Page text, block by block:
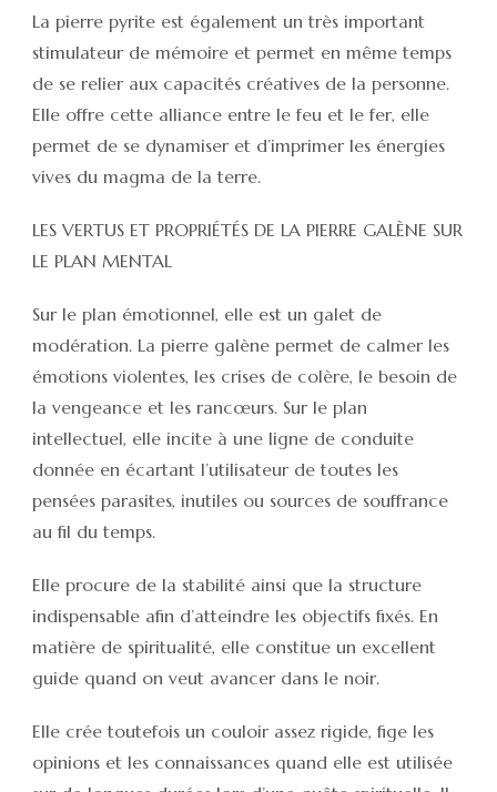
La pierre pyrite est également un très important
stimulateur de mémoire et permet en même temps
de se relier aux capacités créatives de la personne.
Elle offre cette alliance entre le feu et le fer, elle
permet de se dynamiser et d’imprimer les énergies
vives du magma de la terre.
LES VERTUS ET PROPRIÉTÉS DE LA PIERRE GALÈNE SUR
LE PLAN MENTAL
Sur le plan émotionnel, elle est un galet de
modération. La pierre galène permet de calmer les
émotions violentes, les crises de colère, le besoin de
la vengeance et les rancœurs. Sur le plan
intellectuel, elle incite à une ligne de conduite
donnée en écartant l’utilisateur de toutes les
pensées parasites, inutiles ou sources de souffrance
au fil du temps.
Elle procure de la stabilité ainsi que la structure
indispensable afin d’atteindre les objectifs fixés. En
matière de spiritualité, elle constitue un excellent
guide quand on veut avancer dans le noir.
Elle crée toutefois un couloir assez rigide, fige les
opinions et les connaissances quand elle est utilisée